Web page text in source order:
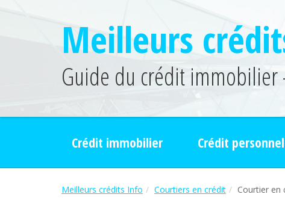
Meilleurs
Guide du crédit immobilier
Crédit immobilier Crédit
Meilleurs crédits Info Courtiers en crédit Courtier en